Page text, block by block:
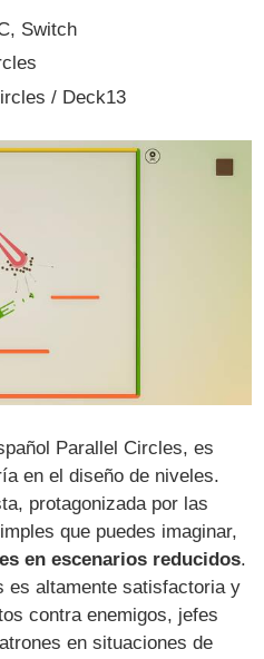
Switch
/ Deck13
Parallel Circles, es
en el diseño de niveles.
protagonizada por las
que puedes imaginar,
en escenarios reducidos.
es altamente satisfactoria y
contra enemigos, jefes
en situaciones de